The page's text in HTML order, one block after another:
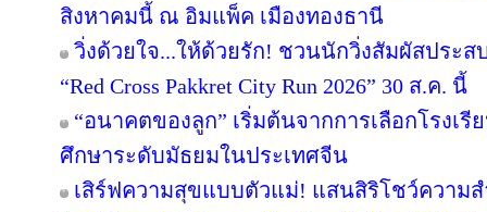
สิงหาคมนี้ ณ อิมแพ็ค เมืองทองธานี
วิ่งด้วยใจ...ให้ด้วยรัก! ชวนนักวิ่งสัมผัสประ
“Red Cross Pakkret City Run 2026” 30 ส.ค. นี้
“อนาคตของลูก” เริ่มต้นจากการเลือกโรงเ
ศึกษาระดับมัธยมในประเทศจีน
เสิร์ฟความสุขแบบตัวแม่! แสนสิริโชว์ความสำ